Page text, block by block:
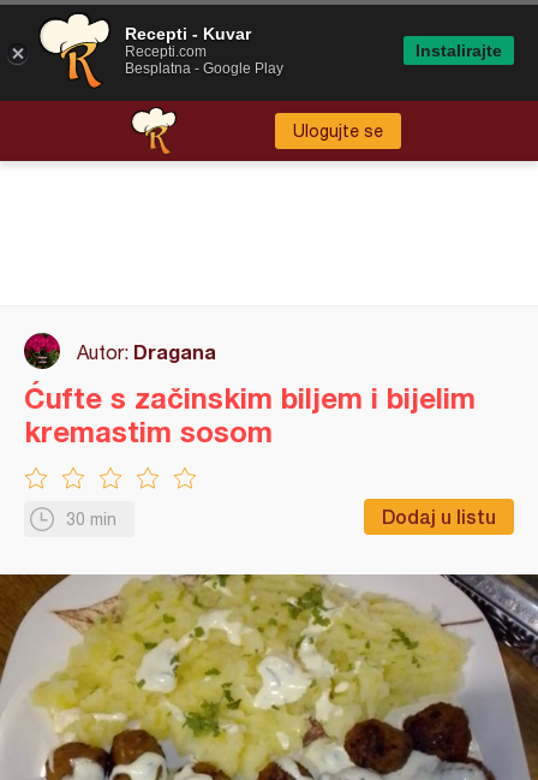
Ulogujte se
Autor: Dragana
30 min Dodaj u listu
Ćufte s začinskim biljem i bijelim
kremastim sosom
Recepti - Kuvar
Recepti.com
Besplatna - Google Play
Instalirajte